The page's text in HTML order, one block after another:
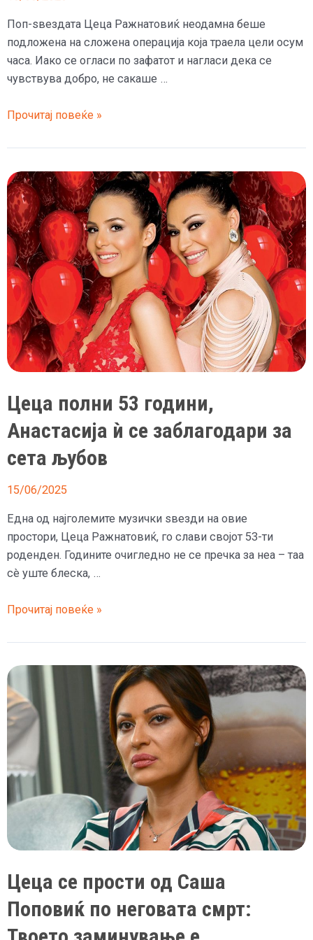
Поп-ѕвездата Цеца Ражнатовиќ неодамна беше
подложена на сложена операција која траела цели осум
часа. Иако се огласи по зафатот и нагласи дека се
чувствува добро, не сакаше …
Цеца
подложена
на
сложена
операција
Прочитај повеќе »
Цеца полни 53 години,
Анастасија ѝ се заблагодари за
сета љубов
15/06/2025
Една од најголемите музички ѕвезди на овие
простори, Цеца Ражнатовиќ, го слави својот 53-ти
роденден. Годините очигледно не се пречка за неа – таа
сè уште блеска, …
Цеца
53
години,
Анастасија
ѝ
се
заблагодари
за
сета
Прочитај повеќе »
Цеца се прости од Саша
Поповиќ по неговата смрт: